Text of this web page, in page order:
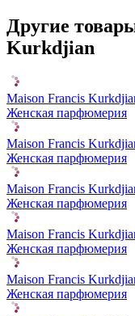
Другие
Kurkdjian
Maison Francis
Женская парфюмерия
Maison Francis
Женская парфюмерия
Maison Francis
Женская парфюмерия
Maison Francis
Женская парфюмерия
Maison Francis
Женская парфюмерия